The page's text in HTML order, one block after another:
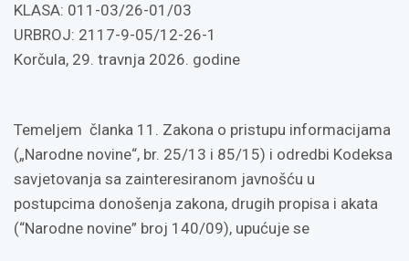
KLASA: 011-03/26-01/03
URBROJ: 2117-9-05/12-26-1
Korčula, 29. travnja 2026. godine
Temeljem članka 11. Zakona o pristupu informacijama
(„Narodne novine“, br. 25/13 i 85/15) i odredbi Kodeksa
savjetovanja sa zainteresiranom javnošću u
postupcima donošenja zakona, drugih propisa i akata
(“Narodne novine” broj 140/09), upućuje se